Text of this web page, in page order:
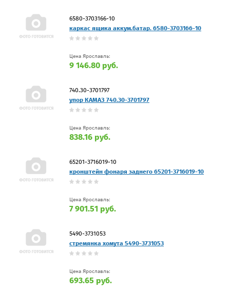
6580-3703166-10
каркас ящика аккум.батар. 6580-3703166-10
Цена Ярославль:
9 146.80 руб.
740.30-3701797
упор КАМАЗ 740.30-3701797
Цена Ярославль:
838.16 руб.
65201-3716019-10
кронштейн фонаря заднего 65201-3716019-10
Цена Ярославль:
7 901.51 руб.
5490-3731053
стремянка хомута 5490-3731053
Цена Ярославль:
693.65 руб.